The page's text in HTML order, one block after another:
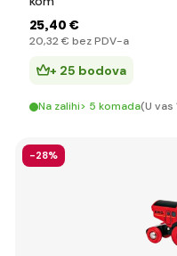
25,40 €
20,32 € bez PDV-a
+ 25 bodova
Na zalihi> 5 komada(U vas
-28%